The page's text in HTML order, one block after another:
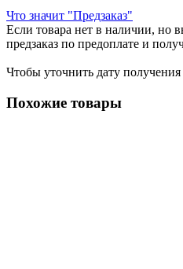
Что значит "Предзаказ"
Если товара нет в наличии, но
предзаказ по предоплате и
Чтобы уточнить дату
Похожие товары